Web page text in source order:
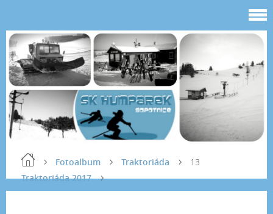
Fotoalbum
Traktoriáda
Traktoriáda 2017
13